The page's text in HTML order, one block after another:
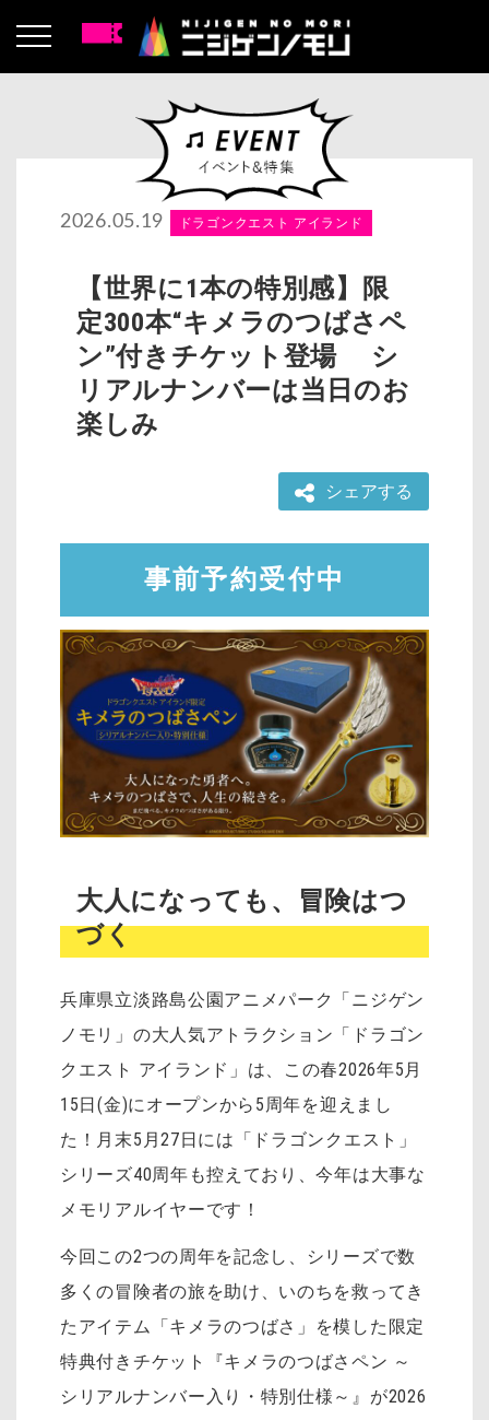
2026.05.19 ドラゴンクエスト アイランド
【世界に1本の特別感】限
定300本“キメラのつばさペ
ン”付きチケット登場 シ
リアルナンバーは当日のお
楽しみ
シェアする
事前予約受付中
大人になっても、冒険はつ
づく
兵庫県立淡路島公園アニメパーク「ニジゲン
ノモリ」の大人気アトラクション「ドラゴン
クエスト アイランド」は、この春2026年5月
15日(金)にオープンから5周年を迎えまし
た！月末5月27日には「ドラゴンクエスト」
シリーズ40周年も控えており、今年は大事な
メモリアルイヤーです！
今回この2つの周年を記念し、シリーズで数
多くの冒険者の旅を助け、いのちを救ってき
たアイテム「キメラのつばさ」を模した限定
特典付きチケット『キメラのつばさペン ～
シリアルナンバー入り・特別仕様～』が2026